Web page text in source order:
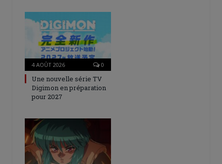
4 AOÛT 2026 0
Une nouvelle série TV
Digimon en préparation
pour 2027